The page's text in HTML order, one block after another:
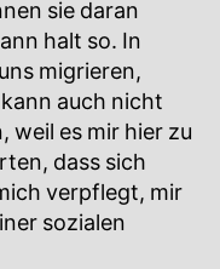
sie daran
halt so. In
migrieren,
auch nicht
weil es mir hier zu
dass sich
verpflegt, mir
sozialen